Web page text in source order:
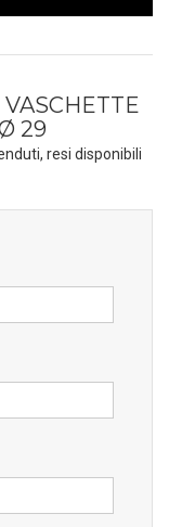
VASCHETTE
29
resi disponibili